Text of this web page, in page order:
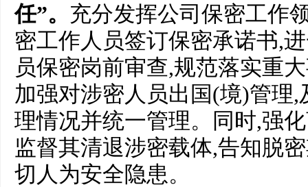
任”。 充分发挥公司保密工作
密工作人员签订保密承诺书,
员保密岗前审查,规范落实重
加强对涉密人员出国(境)管理
理情况并统一管理。同时,强
监督其清退涉密载体,告知脱
切人为安全隐患。